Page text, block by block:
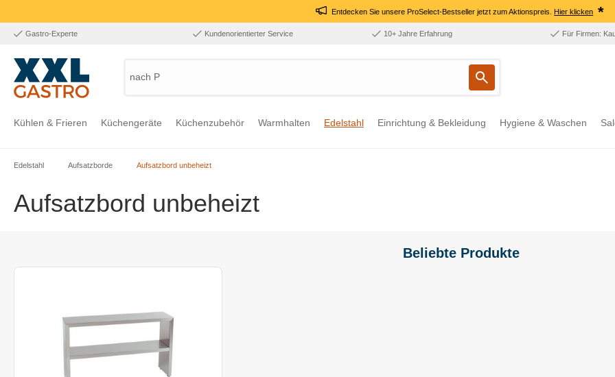
Entdecken Sie unsere ProSelect-Bestseller jetzt zum Aktionspreis.Hier klicken *
Gastro-Experte Kundenorientierter Service 10+ Jahre Erfahrung Für Firmen:
nach Prod
Kühlen & Frieren Küchengeräte Küchenzubehör Warmhalten Edelstahl Einrichtung & Bekleidung Hygiene & Waschen
Edelstahl Aufsatzborde Aufsatzbord unbeheizt
Aufsatzbord unbeheizt
Beliebte Produkte